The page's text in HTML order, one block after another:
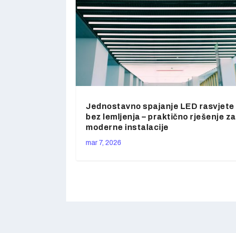
Jednostavno spajanje LED rasvjete
bez lemljenja – praktično rješenje za
moderne instalacije
mar 7, 2026